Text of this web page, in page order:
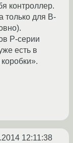
контроллер.
только для B-
P-серии
есть в
12:11:38